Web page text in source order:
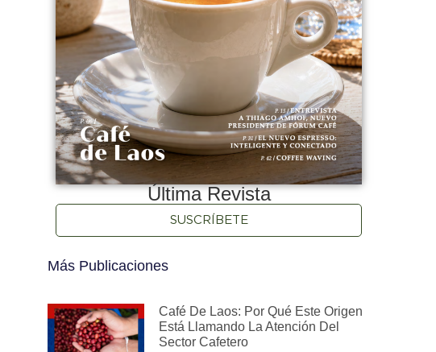
Última Revista
SUSCRÍBETE
Más Publicaciones
Café De Laos: Por Qué Este Origen
Está Llamando La Atención Del
Sector Cafetero